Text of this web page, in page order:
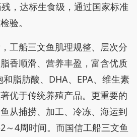
，达标生食级，通过国家标准
验。
工船三文鱼肌理规整、层次分
香顺滑、营养丰盈，富含优质
脂肪酸、DHA、EPA、维生素
优于传统养殖产品。更重要的
从捕捞、加工、冷冻、海运到
～4周时间。而国信工船三文鱼